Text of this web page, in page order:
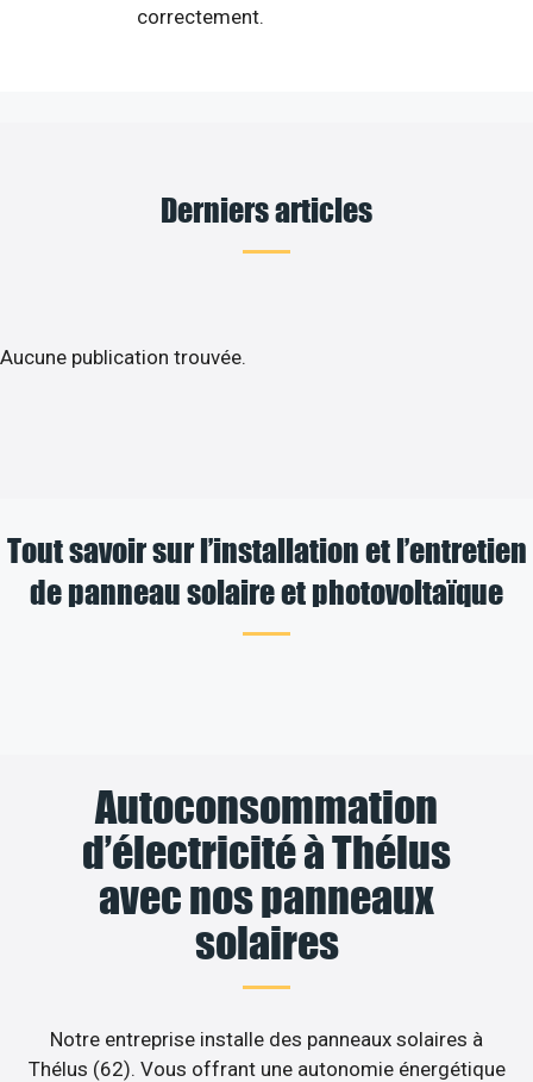
correctement.
Derniers articles
Aucune publication trouvée.
Tout savoir sur l’installation et l’entretien
de panneau solaire et photovoltaïque
Autoconsommation
d’électricité à Thélus
avec nos panneaux
solaires
Notre entreprise installe des panneaux solaires à
Thélus (62). Vous offrant une autonomie énergétique